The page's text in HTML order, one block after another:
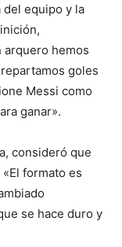
equipo y la
arquero hemos
goles
Messi como
ganar».
consideró que
formato es
se hace duro y